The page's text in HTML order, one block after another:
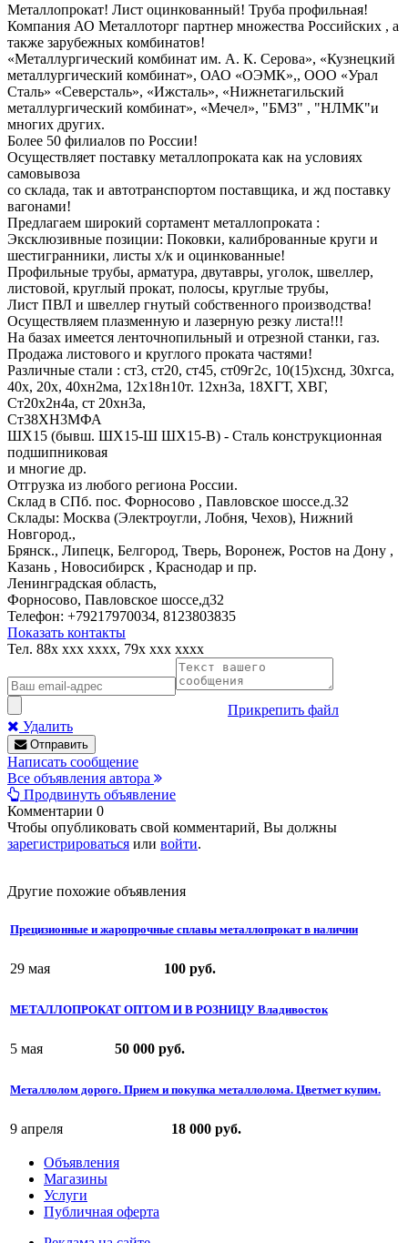
Металлопрокат! Лист оцинкованный! Труба профильная!
Компания АО Металлоторг партнер множества Российских , а
также зарубежных комбинатов!
«Металлургический комбинат им. А. К. Серова», «Кузнецкий
металлургический комбинат», ОАО «ОЭМК»,, ООО «Урал
Сталь» «Северсталь», «Ижсталь», «Нижнетагильский
металлургический комбинат», «Мечел», "БМЗ" , "НЛМК"и
многих других.
Более 50 филиалов по России!
Осуществляет поставку металлопроката как на условиях
самовывоза
со склада, так и автотранспортом поставщика, и жд поставку
вагонами!
Предлагаем широкий сортамент металлопроката :
Эксклюзивные позиции: Поковки, калиброванные круги и
шестигранники, листы х/к и оцинкованные!
Профильные трубы, арматура, двутавры, уголок, швеллер,
листовой, круглый прокат, полосы, круглые трубы,
Лист ПВЛ и швеллер гнутый собственного производства!
Осуществляем плазменную и лазерную резку листа!!!
На базах имеется ленточнопильный и отрезной станки, газ.
Продажа листового и круглого проката частями!
Различные стали : ст3, ст20, ст45, ст09г2с, 10(15)хснд, 30хгса,
40х, 20х, 40хн2ма, 12х18н10т. 12хн3а, 18ХГТ, ХВГ,
Ст20х2н4а, ст 20хн3а,
Ст38ХН3МФА
ШХ15 (бывш. ШХ15-Ш ШХ15-В) - Сталь конструкционная
подшипниковая
и многие др.
Отгрузка из любого региона России.
Склад в СПб. пос. Форносово , Павловское шоссе.д.32
Склады: Москва (Электроугли, Лобня, Чехов), Нижний
Новгород.,
Брянск., Липецк, Белгород, Тверь, Воронеж, Ростов на Дону ,
Казань , Новосибирск , Краснодар и пр.
Ленинградская область,
Форносово, Павловское шоссе,д32
Телефон: +79217970034, 8123803835
Показать контакты
Тел. 88x xxx xxxx, 79x xxx xxxx
Прикрепить файл
Удалить
Отправить
Написать сообщение
Все объявления автора
Продвинуть объявление
Комментарии 0
Чтобы опубликовать свой комментарий, Вы должны
зарегистрироваться или войти.
Другие похожие объявления
Прецизионные и жаропрочные сплавы металлопрокат в наличии
29 мая 100 руб.
МЕТАЛЛОПРОКАТ ОПТОМ И В РОЗНИЦУ Владивосток
5 мая 50 000 руб.
Металлолом дорого. Прием и покупка металлолома. Цветмет купим.
9 апреля 18 000 руб.
Объявления
Магазины
Услуги
Публичная оферта